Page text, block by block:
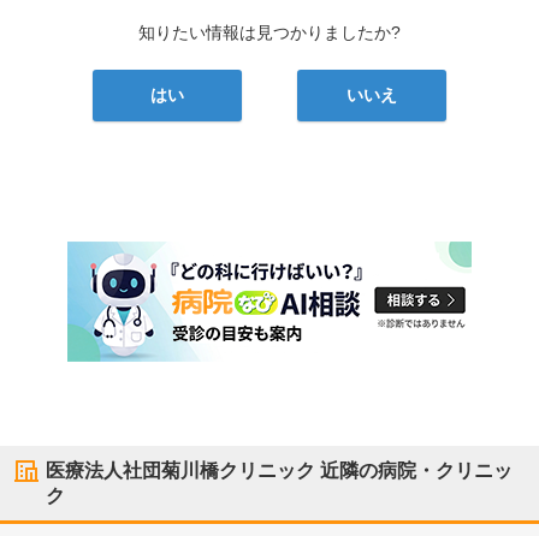
知りたい情報は見つかりましたか?
はい いいえ
医療法人社団菊川橋クリニック 近隣の病院・クリニッ
ク